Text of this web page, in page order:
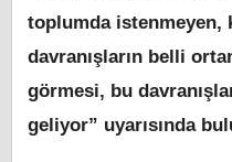
toplumda istenmeyen,
davranışların belli
görmesi, bu
geliyor” uyarısında